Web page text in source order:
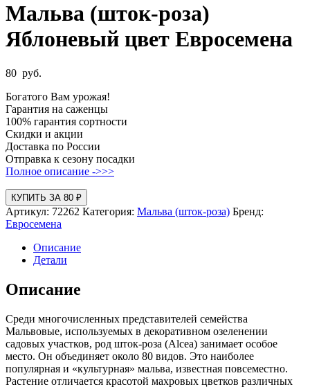
Мальва (шток-роза)
Яблоневый цвет Евросемена
80 руб.
Богатого Вам урожая!
Гарантия на саженцы
100% гарантия сортности
Скидки и акции
Доставка по России
Отправка к сезону посадки
Полное описание ->>>
КУПИТЬ ЗА 80 ₽
Артикул: 72262 Категория: Мальва (шток-роза) Бренд:
Евросемена
Описание
Детали
Описание
Среди многочисленных представителей семейства
Мальвовые, используемых в декоративном озеленении
садовых участков, род шток‑роза (Alcea) занимает особое
место. Он объединяет около 80 видов. Это наиболее
популярная и «культурная» мальва, известная повсеместно.
Растение отличается красотой махровых цветков различных